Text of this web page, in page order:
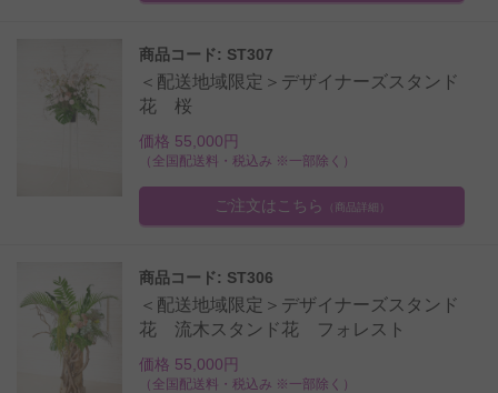
商品コード: ST307
＜配送地域限定＞デザイナーズスタンド
花 桜
価格 55,000円
（全国配送料・税込み ※一部除く）
ご注文はこちら （商品詳細）
商品コード: ST306
＜配送地域限定＞デザイナーズスタンド
花 流木スタンド花 フォレスト
価格 55,000円
（全国配送料・税込み ※一部除く）